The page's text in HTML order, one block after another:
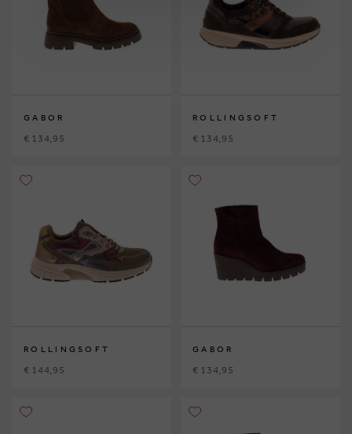
GABOR
€ 134,95
ROLLINGSOFT
€ 134,95
ROLLINGSOFT
€ 144,95
GABOR
€ 134,95